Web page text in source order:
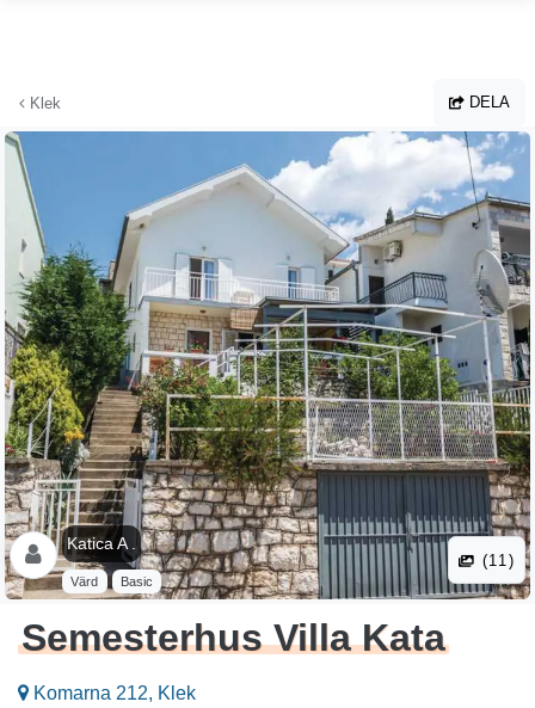
Klek DELA
Katica A .
Värd Basic
(11)
Semesterhus Villa Kata
Komarna 212, Klek